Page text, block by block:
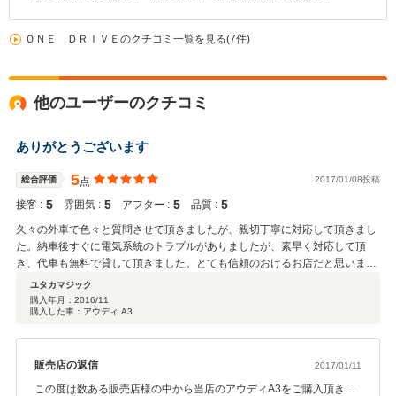
ＯＮＥ ＤＲＩＶＥのクチコミ一覧を見る(7件)
他のユーザーのクチコミ
ありがとうございます
総合評価 5点 2017/01/08投稿
接客 : 5 雰囲気 : 5 アフター : 5 品質 : 5
久々の外車で色々と質問させて頂きましたが、親切丁寧に対応して頂きまし
た。納車後すぐに電気系統のトラブルがありましたが、素早く対応して頂
き、代車も無料で貸して頂きました。とても信頼のおけるお店だと思いま
す。今後ともよろしくお願いします。
ユタカマジック
購入年月： 2016/11
購入した車：アウディ A3
販売店の返信 2017/01/11
この度は数ある販売店様の中から当店のアウディA3をご購入頂きま